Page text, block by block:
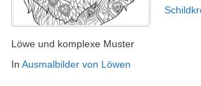
Löwe und komplexe Muster
In Ausmalbilder von Löwen